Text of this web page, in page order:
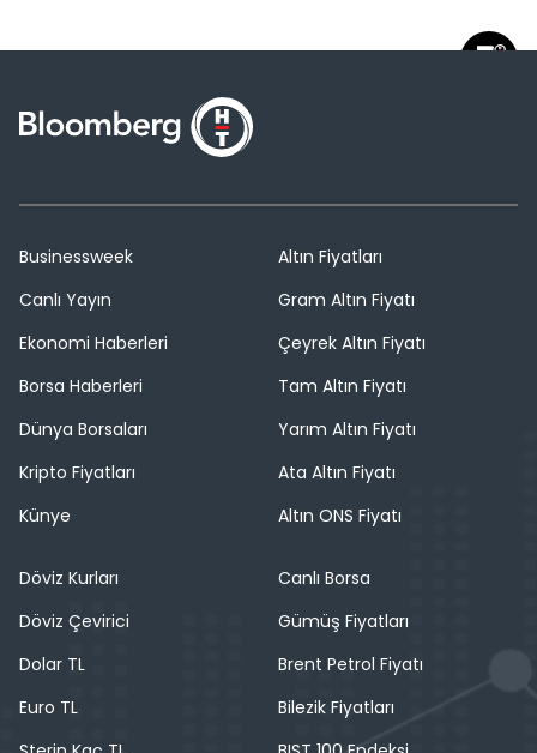
Businessweek
Canlı Yayın
Ekonomi Haberleri
Borsa Haberleri
Dünya Borsaları
Kripto Fiyatları
Künye
Altın Fiyatları
Gram Altın Fiyatı
Çeyrek Altın Fiyatı
Tam Altın Fiyatı
Yarım Altın Fiyatı
Ata Altın Fiyatı
Altın ONS Fiyatı
Döviz Kurları
Döviz Çevirici
Dolar TL
Euro TL
Canlı Borsa
Gümüş Fiyatları
Brent Petrol Fiyatı
Bilezik Fiyatları